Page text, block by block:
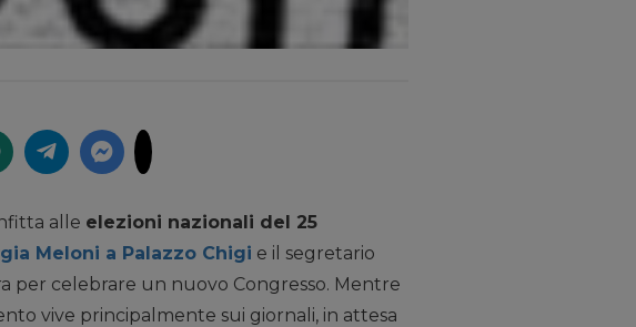
alle elezioni nazionali del 25
Meloni a Palazzo Chigi e il segretario
per celebrare un nuovo Congresso. Mentre
vive principalmente sui giornali, in attesa